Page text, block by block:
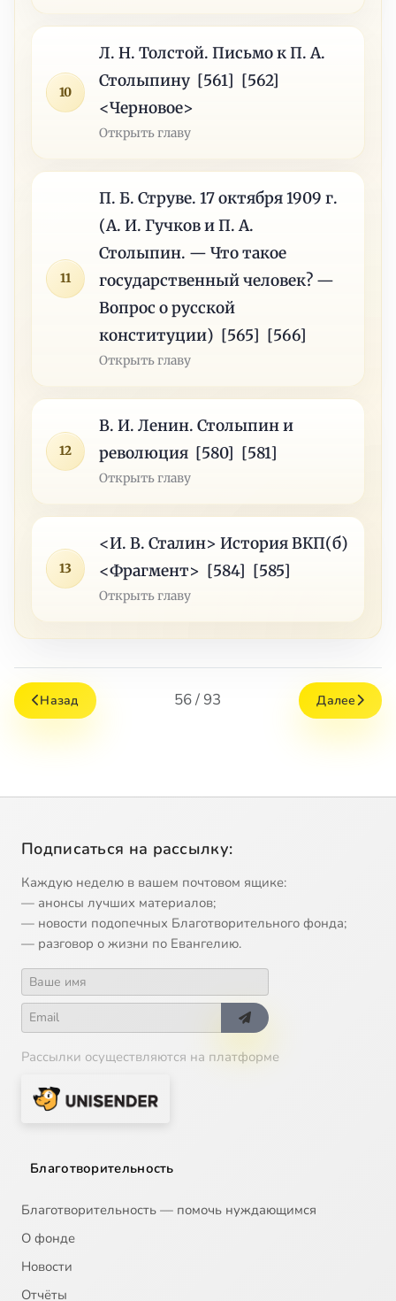
10
Л. Н. Толстой. Письмо к П. А.
Столыпину [561] [562]
<Черновое>
Открыть главу
11
П. Б. Струве. 17 октября 1909 г.
(А. И. Гучков и П. А.
Столыпин. — Что такое
государственный человек? —
Вопрос о русской
конституции) [565] [566]
Открыть главу
12
В. И. Ленин. Столыпин и
революция [580] [581]
Открыть главу
13
<И. В. Сталин> История ВКП(б)
<Фрагмент> [584] [585]
Открыть главу
Назад 56 / 93 Далее
Подписаться на рассылку:
Каждую неделю в вашем почтовом ящике:
— анонсы лучших материалов;
— новости подопечных Благотворительного фонда;
— разговор о жизни по Евангелию.
Рассылки осуществляются на платформе
Благотворительность
Благотворительность — помочь нуждающимся
О фонде
Новости
Отчёты